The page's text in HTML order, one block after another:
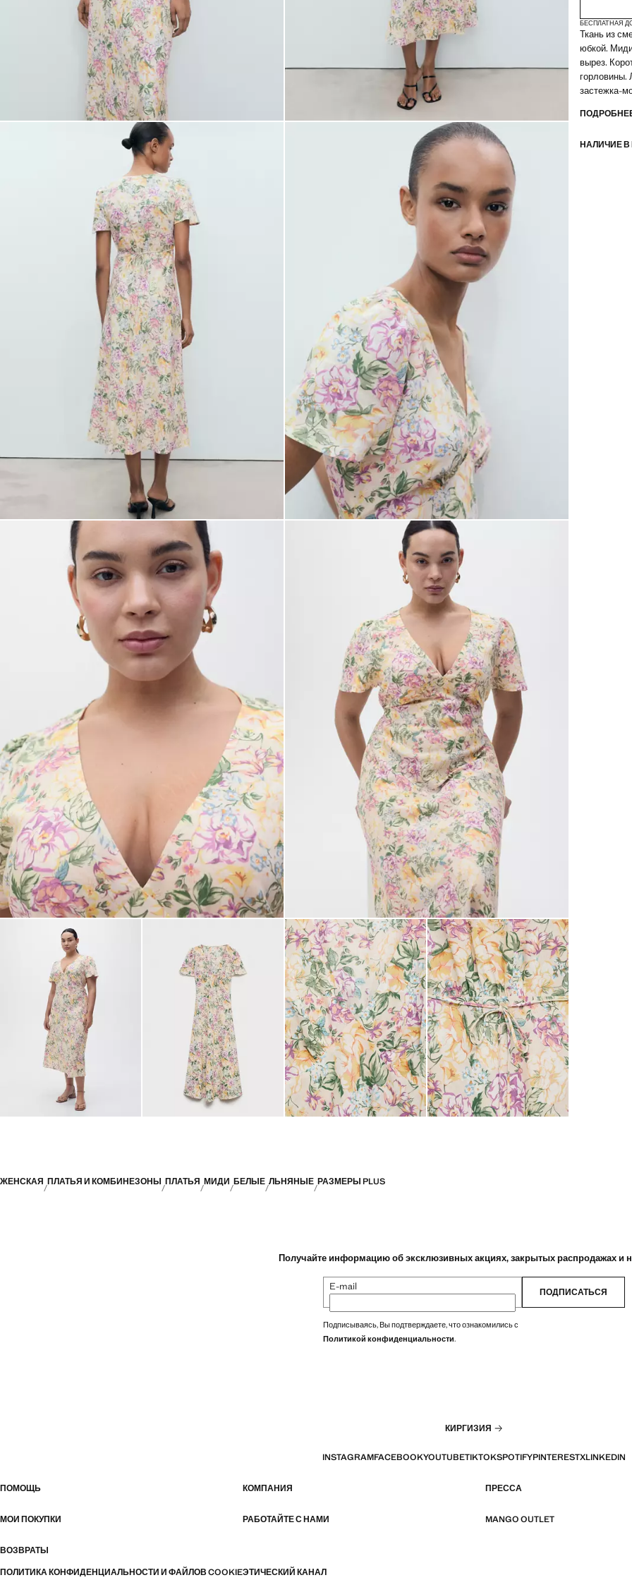
БЕСПЛАТНАЯ
Ткань из
юбкой.
вырез.
горловины.
застежка-
НАЛИЧИЕ
ЖЕНСКАЯ ПЛАТЬЯ И КОМБИНЕЗОНЫ ПЛАТЬЯ МИДИ БЕЛЫЕ ЛЬНЯНЫЕ РАЗМЕРЫ PLUS
Получайте информацию об эксклюзивных акциях, закрытых распродажах и
E-mail ПОДПИСАТЬСЯ
Подписываясь, Вы подтверждаете, что ознакомились с
Политикой конфиденциальности.
КИРГИЗИЯ
INSTAGRAMFACEBOOKYOUTUBETIKTOKSPOTIFYPINTERESTXLINKEDIN
ПОМОЩЬ КОМПАНИЯ ПРЕССА
МОИ ПОКУПКИ РАБОТАЙТЕ С НАМИ MANGO OUTLET
ВОЗВРАТЫ
ПОЛИТИКА КОНФИДЕНЦИАЛЬНОСТИ И ФАЙЛОВ COOKIEЭТИЧЕСКИЙ КАНАЛ